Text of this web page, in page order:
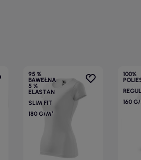
95 %
BAWEŁNA
5 %
ELASTAN
SLIM FIT
180 G/M²
100%
160